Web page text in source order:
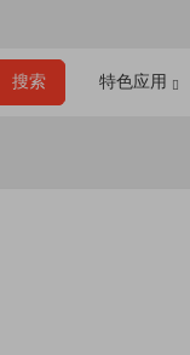
搜索 特色应用